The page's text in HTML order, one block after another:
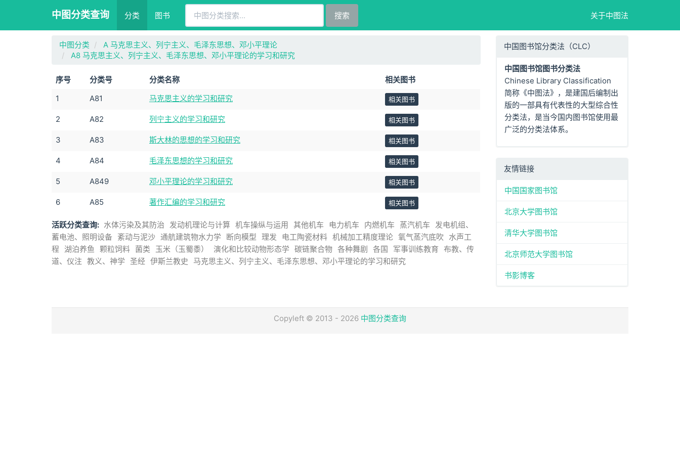
中图分类查询 分类 图书 搜索 关于中图法
中图分类
A 马克思主义、列宁主义、毛泽东思想、邓小平理论
A8 马克思主义、列宁主义、毛泽东思想、邓小平理论的学习和研究
序号 分类号 分类名称
相关图书
1
A81 马克思主义的学习和研究 相关图书
2 A82 列宁主义的学习和研究 相关图书
3 A83 斯大林的思想的学习和研究 相关图书
4 A84 毛泽东思想的学习和研究 相关图书
5 A849 邓小平理论的学习和研究 相关图书
6 A85 著作汇编的学习和研究 相关图书
活跃分类查询: 水体污染及其防治 发动机理论与计算 机车操纵与运用 其他机车 电力机车 内燃机车 蒸汽机车 发电机组、
蓄电池、照明设备 紊动与泥沙 通航建筑物水力学 断向模型 理发 电工陶瓷材料 机械加工精度理论 氧气蒸汽底吹 水声工
程
湖泊养鱼 颗粒饲料 菌类 玉米（玉蜀黍） 演化和比较动物形态学 碳链聚合物 各种舞剧 各国 军事训练教育 布教、传
道、仪注 教义、神学 圣经 伊斯兰教史 马克思主义、列宁主义、毛泽东思想、邓小平理论的学习和研究
中国图书馆分类法（CLC）
中国图书馆图书分类法
Chinese Library Classification
简称《中图法》，是建国后编制出
版的一部具有代表性的大型综合性
分类法，是当今国内图书馆使用最
广泛的分类法体系。
友情链接
中国国家图书馆
北京大学图书馆
清华大学图书馆
北京师范大学图书馆
书影博客
Copyleft © 2013 - 2026 中图分类查询